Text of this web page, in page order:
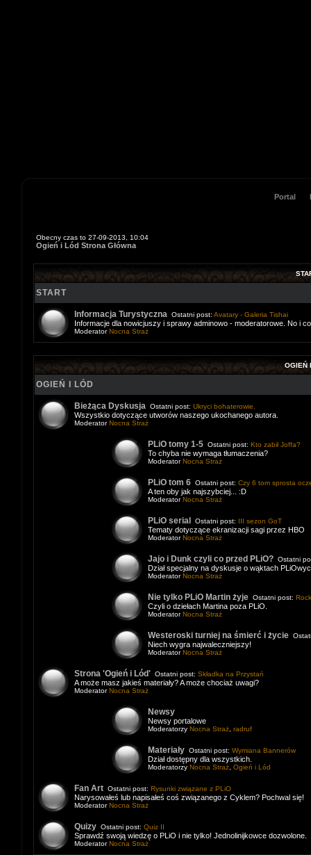
Portal
Obecny czas to 27-09-2013, 10:04
Ogień i Lód Strona Główna
START
Informacja Turystyczna Ostatni post: Avatary - Galeria Tishai
Informacje dla nowicjuszy i sprawy adminowo - moderatorowe. No i
ModeratorNocna Straż
OGIEŃ
OGIEŃ I LÓD
Bieżąca Dyskusja Ostatni post: Ukryci bohaterowie.
Wszystkio dotyczące utworów naszego ukochanego autora.
ModeratorNocna Straż
PLiO tomy 1-5 Ostatni post: Kto zabił Joffa?
To chyba nie wymaga tłumaczenia?
ModeratorNocna Straż
PLiO tom 6 Ostatni post: Czy 6 tom sprosta
A ten oby jak najszybciej... :D
ModeratorNocna Straż
PLiO serial Ostatni post: III sezon GoT
Tematy dotyczące ekranizacji sagi przez HBO
ModeratorNocna Straż
Jajo i Dunk czyli co przed PLiO? Ostatni
Dział specjalny na dyskusje o wąktach
ModeratorNocna Straż
Nie tylko PLiO Martin żyje Ostatni post:
Czyli o dziełach Martina poza PLiO.
ModeratorNocna Straż
Westeroski turniej na śmierć i życie
Niech wygra najwaleczniejszy!
ModeratorNocna Straż
Strona 'Ogień i Lód' Ostatni post: Składka na Przystań
A może masz jakieś materiały? A może chociaż uwagi?
ModeratorNocna Straż
Newsy
Newsy portalowe
Moderatorzy Nocna Straż radruf
Materiały Ostatni post: Wymiana Bannerów
Dział dostępny dla wszystkich.
Moderatorzy Nocna Straż Ogień i Lód
Fan Art Ostatni post: Rysunki związane z PLiO
Narysowałeś lub napisałeś coś związanego z Cyklem? Pochwal się!
ModeratorNocna Straż
Quizy Ostatni post: Quiz II
Sprawdź swoją wiedzę o PLiO i nie tylko! Jednolinijkowce dozwolone.
ModeratorNocna Straż